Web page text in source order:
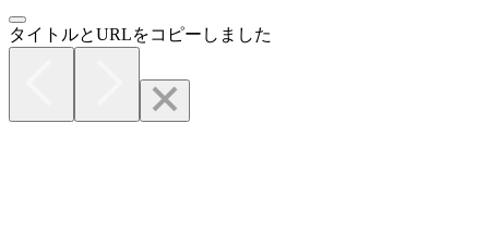
タイトルとURLをコピーしました